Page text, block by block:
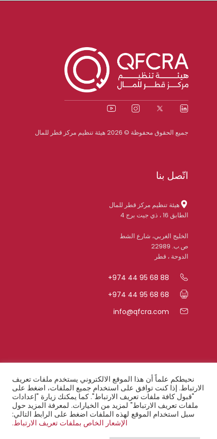
جميع الحقوق محفوظة © 2026 هيئة تنظيم مركز قطر للمال
اتّصل بنا
هيئة تنظيم مركز قطر للمال
الطابق 16 ، ذي جيت برج 4
الخليج الغربي، شارع الشط
ص.ب. 22989
الدوحة ، قطر
+974 44 95 68 88
+974 44 95 68 68
info@qfcra.com
روابط سريعة
الأسئلة المتكرّرة
أحكام السريّة
نحيطكم علماً أن هذا الموقع الالكتروني يستخدم ملفات تعريف
الارتباط. إذا كنت توافق على استخدام جميع الملفات، اضغط على
"قبول كافة ملفات تعريف الارتباط". كما يمكنك زيارة "إعدادات
ملفات تعريف الارتباط" لمزيد من الخيارات. لمعرفة المزيد حول
سبل استخدام الموقع لهذه الملفات اضغط على الرابط التالي:
الإشعار الخاص بملفات تعريف الارتباط.